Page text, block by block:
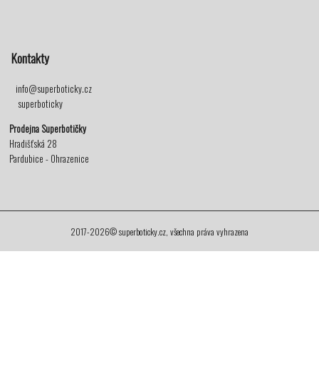
Kontakty
info@superboticky.cz
superboticky
Prodejna Superbotičky
Hradišťská 28
Pardubice - Ohrazenice
2017-2026© superboticky.cz, všechna práva vyhrazena